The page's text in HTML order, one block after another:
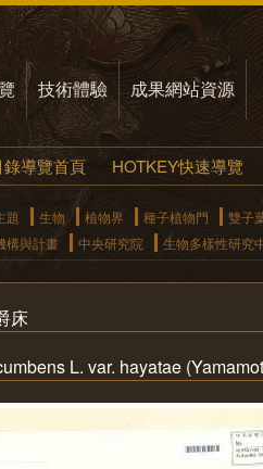
技術體驗 成果網站資源
錄導覽首頁 HOTKEY快速導覽
題 生物 植物界 種子植物門
雙子
構與計畫 中央研究院 生物多樣性研究
床
L. var. hayatae